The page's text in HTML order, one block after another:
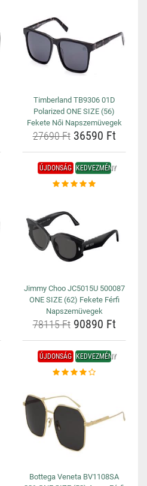
Timberland TB9306 01D
Polarized ONE SIZE (56)
Fekete Női Napszemüvegek
27690 Ft36590 Ft
ÚJDONSÁG KEDVEZMÉNY
Jimmy Choo JC5015U 500087
ONE SIZE (62) Fekete Férfi
Napszemüvegek
78115 Ft90890 Ft
ÚJDONSÁG KEDVEZMÉNY
Bottega Veneta BV1108SA